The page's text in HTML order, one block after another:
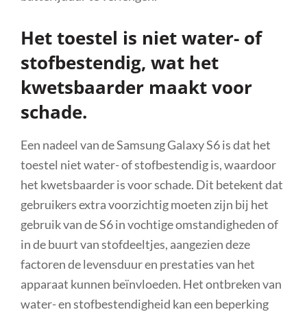
Het toestel is niet water- of
stofbestendig, wat het
kwetsbaarder maakt voor
schade.
Een nadeel van de Samsung Galaxy S6 is dat het
toestel niet water- of stofbestendig is, waardoor
het kwetsbaarder is voor schade. Dit betekent dat
gebruikers extra voorzichtig moeten zijn bij het
gebruik van de S6 in vochtige omstandigheden of
in de buurt van stofdeeltjes, aangezien deze
factoren de levensduur en prestaties van het
apparaat kunnen beïnvloeden. Het ontbreken van
water- en stofbestendigheid kan een beperking